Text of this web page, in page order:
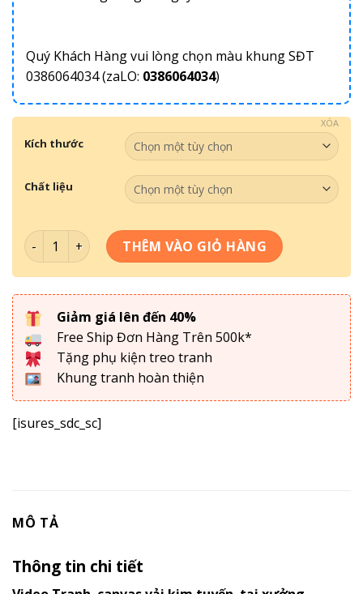
Quý Khách Hàng vui lòng chọn màu khung SĐT
0386064034 (zaLO: 0386064034)
Kích thước
Chất liệu
XÓA
Tranh Treo Tường- Tranh Đồng Quê TDQ 019 số lượng
THÊM VÀO GIỎ HÀNG
Giảm giá lên đến 40%
Free Ship Đơn Hàng Trên 500k*
Tặng phụ kiện treo tranh
Khung tranh hoàn thiện
[isures_sdc_sc]
MÔ TẢ
Thông tin chi tiết